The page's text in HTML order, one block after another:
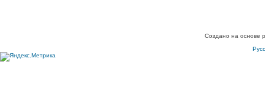
Создано на основе